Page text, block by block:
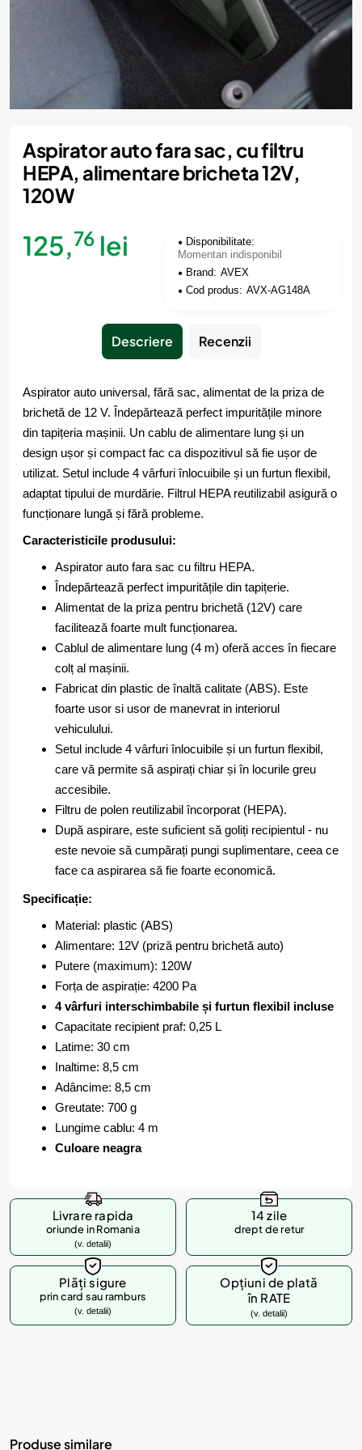
Momentan indisponibil
Aspirator auto fara sac, cu filtru
HEPA, alimentare bricheta 12V,
120W
125,76 lei
Disponibilitate:
Momentan indisponibil
Brand: AVEX
Cod produs: AVX-AG148A
Descriere Recenzii
Aspirator auto universal, fără sac, alimentat de la priza de
brichetă de 12 V. Îndepărtează perfect impuritățile minore
din tapițeria mașinii. Un cablu de alimentare lung și un
design ușor și compact fac ca dispozitivul să fie ușor de
utilizat. Setul include 4 vârfuri înlocuibile și un furtun flexibil,
adaptat tipului de murdărie. Filtrul HEPA reutilizabil asigură o
funcționare lungă și fără probleme.
Caracteristicile produsului:
Aspirator auto fara sac cu filtru HEPA.
Îndepărtează perfect impuritățile din tapițerie.
Alimentat de la priza pentru brichetă (12V) care
facilitează foarte mult funcționarea.
Cablul de alimentare lung (4 m) oferă acces în fiecare
colț al mașinii.
Fabricat din plastic de înaltă calitate (ABS). Este
foarte usor si usor de manevrat in interiorul
vehiculului.
Setul include 4 vârfuri înlocuibile și un furtun flexibil,
care vă permite să aspirați chiar și în locurile greu
accesibile.
Filtru de polen reutilizabil încorporat (HEPA).
După aspirare, este suficient să goliți recipientul - nu
este nevoie să cumpărați pungi suplimentare, ceea ce
face ca aspirarea să fie foarte economică.
Specificație:
Material: plastic (ABS)
Alimentare: 12V (priză pentru brichetă auto)
Putere (maximum): 120W
Forța de aspirație: 4200 Pa
4 vârfuri interschimbabile și furtun flexibil incluse
Capacitate recipient praf: 0,25 L
Latime: 30 cm
Inaltime: 8,5 cm
Adâncime: 8,5 cm
Greutate: 700 g
Lungime cablu: 4 m
Culoare neagra
Livrare rapida
oriunde in Romania
(v. detalii)
14 zile
drept de retur
Plăți sigure
prin card sau ramburs
(v. detalii)
Opțiuni de plată
în RATE
(v. detalii)
Produse similare